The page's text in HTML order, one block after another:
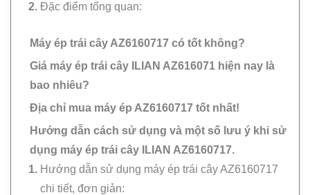
Đặc điểm tổng quan:
Máy ép trái cây AZ6160717 có tốt không?
Giá máy ép trái cây ILIAN AZ616071 hiện nay là
bao nhiêu?
Địa chỉ mua máy ép AZ6160717 tốt nhất!
Hướng dẫn cách sử dụng và một số lưu ý khi sử
dụng máy ép trái cây ILIAN AZ6160717.
Hướng dẫn sử dụng máy ép trái cây AZ6160717
chi tiết, đơn giản: